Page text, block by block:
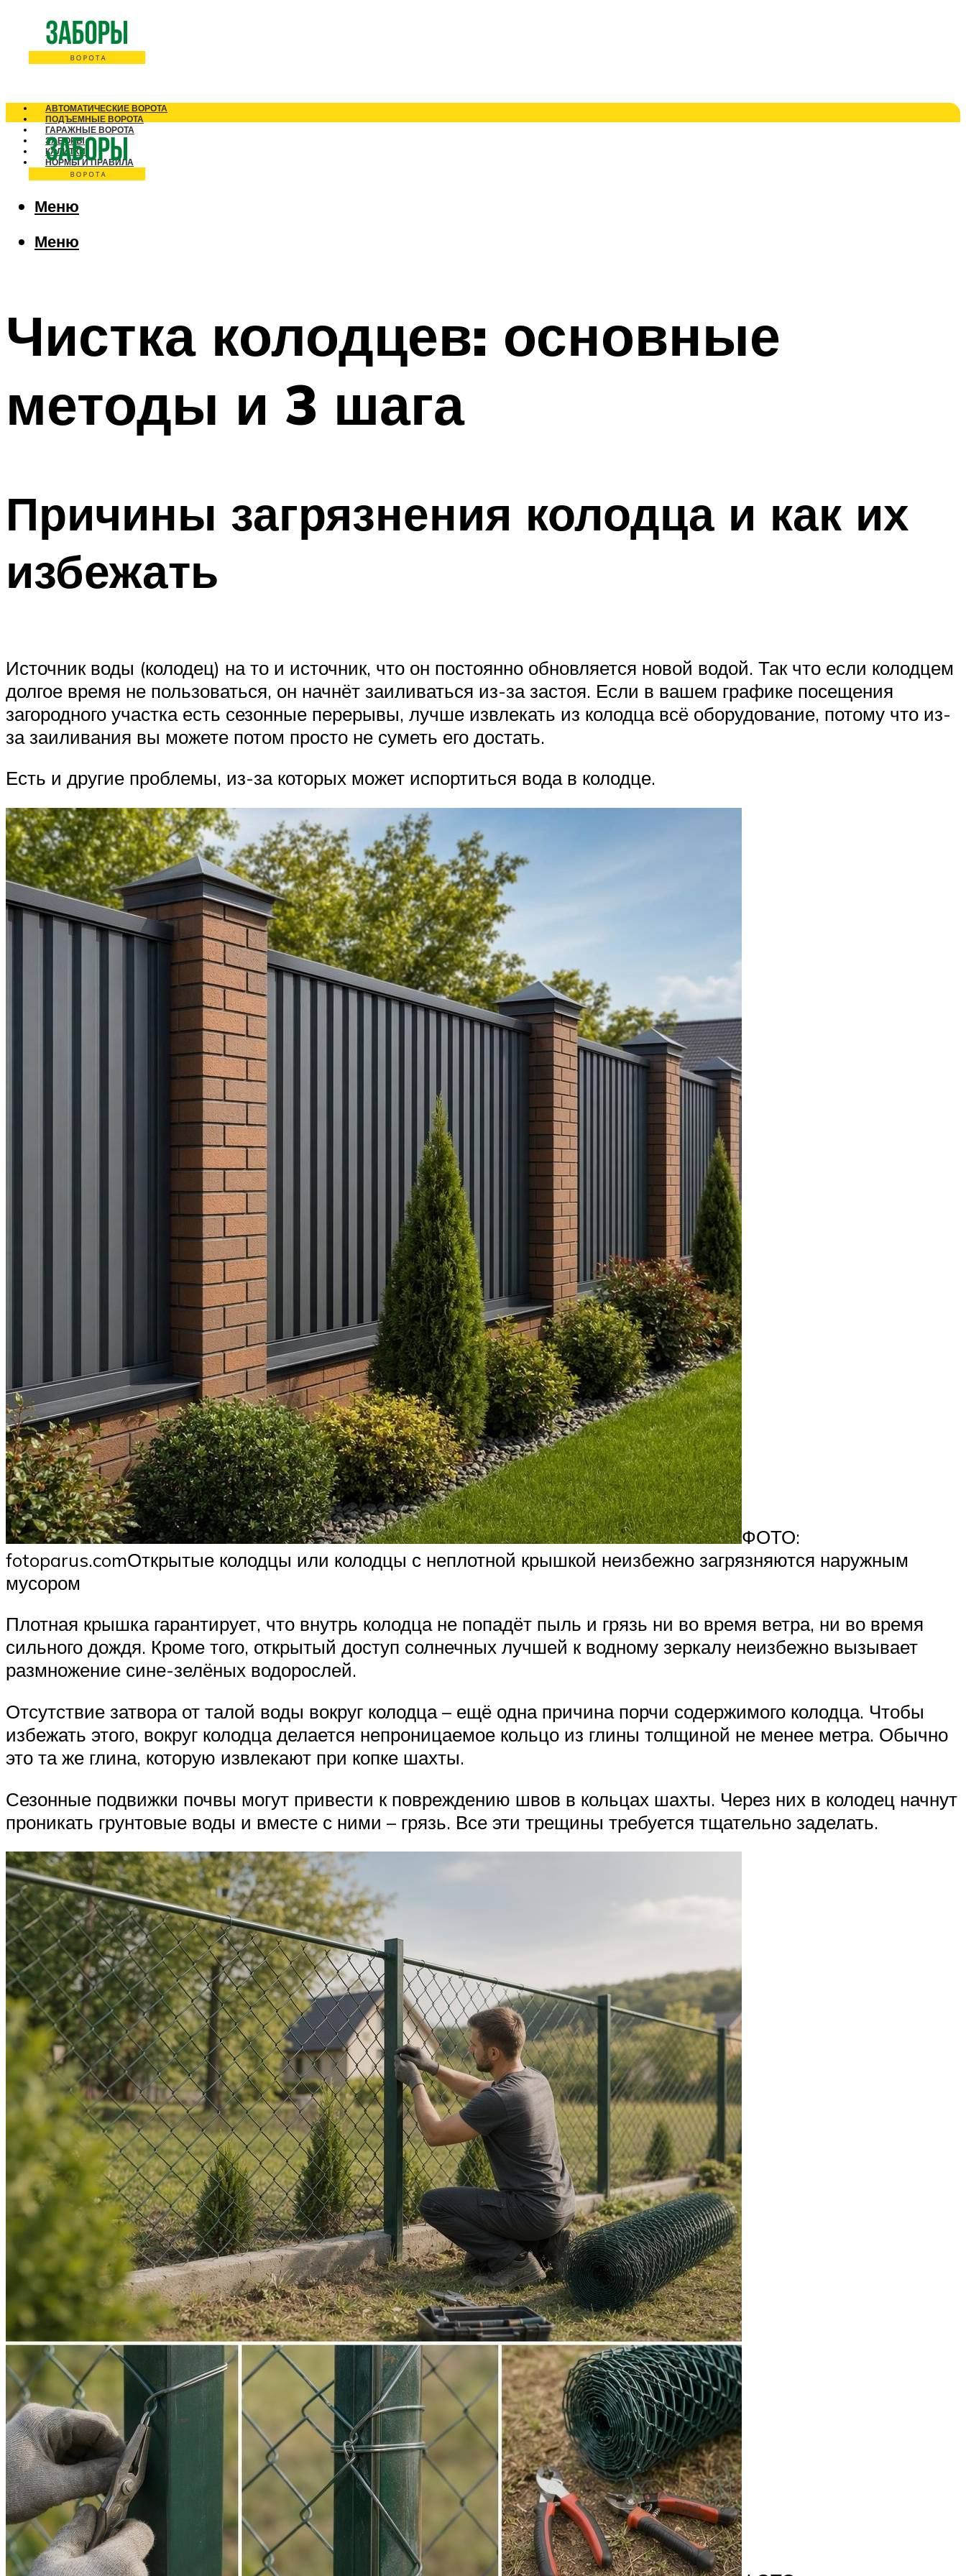
АВТОМАТИЧЕСКИЕ ВОРОТА
ПОДЪЕМНЫЕ ВОРОТА
ГАРАЖНЫЕ ВОРОТА
ЗАБОРЫ
КАЛИТКИ
НОРМЫ И ПРАВИЛА
Меню
Меню
Чистка колодцев: основные
методы и 3 шага
Причины загрязнения колодца и как их
избежать
Источник воды (колодец) на то и источник, что он постоянно обновляется новой водой. Так что если колодцем
долгое время не пользоваться, он начнёт заиливаться из-за застоя. Если в вашем графике посещения
загородного участка есть сезонные перерывы, лучше извлекать из колодца всё оборудование, потому что из-
за заиливания вы можете потом просто не суметь его достать.
Есть и другие проблемы, из-за которых может испортиться вода в колодце.
ФОТО:
fotoparus.comОткрытые колодцы или колодцы с неплотной крышкой неизбежно загрязняются наружным
мусором
Плотная крышка гарантирует, что внутрь колодца не попадёт пыль и грязь ни во время ветра, ни во время
сильного дождя. Кроме того, открытый доступ солнечных лучшей к водному зеркалу неизбежно вызывает
размножение сине-зелёных водорослей.
Отсутствие затвора от талой воды вокруг колодца – ещё одна причина порчи содержимого колодца. Чтобы
избежать этого, вокруг колодца делается непроницаемое кольцо из глины толщиной не менее метра. Обычно
это та же глина, которую извлекают при копке шахты.
Сезонные подвижки почвы могут привести к повреждению швов в кольцах шахты. Через них в колодец начнут
проникать грунтовые воды и вместе с ними – грязь. Все эти трещины требуется тщательно заделать.